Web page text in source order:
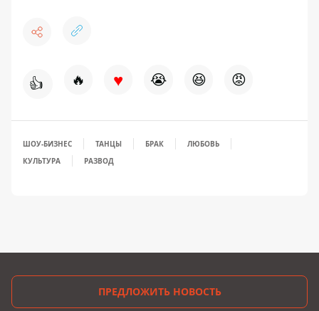
👍 🔥 ♥ 😭 😆 😡
ШОУ-БИЗНЕС ТАНЦЫ БРАК
ЛЮБОВЬ
КУЛЬТУРА
РАЗВОД
ПРЕДЛОЖИТЬ НОВОСТЬ